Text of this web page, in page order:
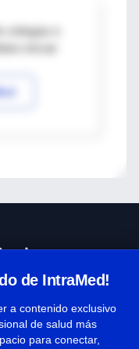
colegas o
de IntraMed!
a contenido exclusivo
de salud más
para conectar,